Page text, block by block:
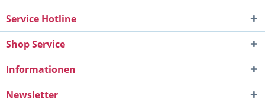
Service Hotline
Shop Service
Informationen
Newsletter